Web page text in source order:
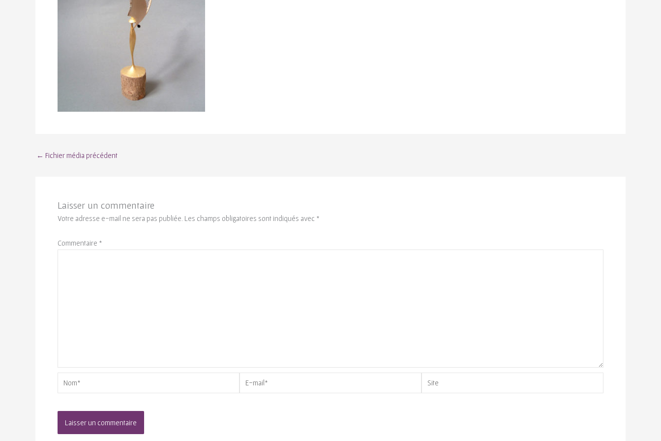
← Fichier média précédent
Laisser un commentaire
Votre adresse e-mail ne sera pas publiée. Les champs obligatoires sont indiqués avec *
Commentaire *
Nom*
E-
mail*
Site